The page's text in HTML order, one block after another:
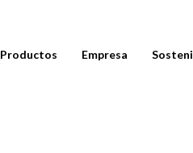
Productos Empresa